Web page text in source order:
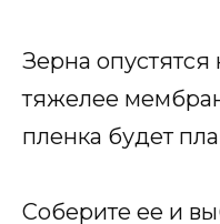
Зерна опустятся
тяжелее
пленка будет
Соберите ее и